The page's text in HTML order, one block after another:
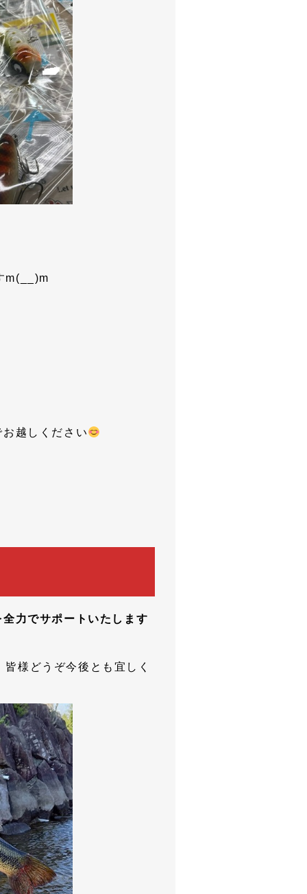
m(__)m
越しください
力でサポートいたします
様どうぞ今後とも宜しく